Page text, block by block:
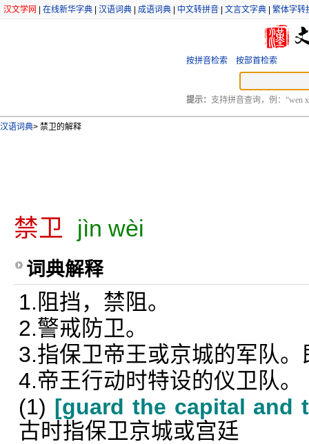
汉文学网 在线新华字典 汉语词典 成语词典 中文转拼音 文言文字典 繁体字转
按拼音检索 按部首检索
提示： 支持拼音查询，例：“wen
汉语词典> 禁卫的解释
禁卫 jìn wèi
词典解释
1.阻挡，禁阻。
2.警戒防卫。
3.指保卫帝王或京城的军队
4.帝王行动时特设的仪卫队。
(1) [guard the capital and
古时指保卫京城或宫廷